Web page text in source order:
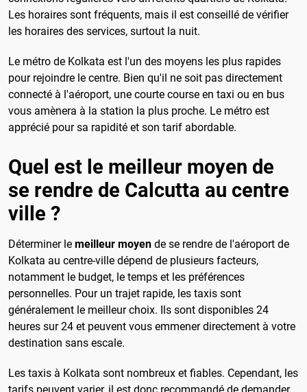
Les horaires sont fréquents, mais il est conseillé de vérifier
les horaires des services, surtout la nuit.
Le métro de Kolkata est l'un des moyens les plus rapides
pour rejoindre le centre. Bien qu'il ne soit pas directement
connecté à l'aéroport, une courte course en taxi ou en bus
vous amènera à la station la plus proche. Le métro est
apprécié pour sa rapidité et son tarif abordable.
Quel est le meilleur moyen de
se rendre de Calcutta au centre
ville ?
Déterminer le meilleur moyen de se rendre de l'aéroport de
Kolkata au centre-ville dépend de plusieurs facteurs,
notamment le budget, le temps et les préférences
personnelles. Pour un trajet rapide, les taxis sont
généralement le meilleur choix. Ils sont disponibles 24
heures sur 24 et peuvent vous emmener directement à votre
destination sans escale.
Les taxis à Kolkata sont nombreux et fiables. Cependant, les
tarifs peuvent varier, il est donc recommandé de demander